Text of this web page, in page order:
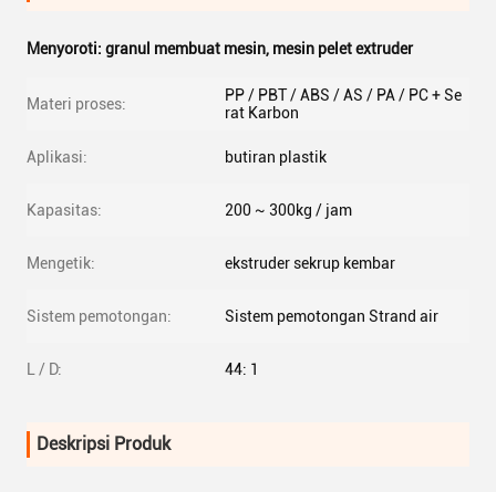
Menyoroti: granul membuat mesin, mesin pelet extruder
Materi proses:
PP / PBT / ABS / AS / PA / PC + Se
rat Karbon
Aplikasi: butiran plastik
Kapasitas: 200 ~ 300kg / jam
Mengetik: ekstruder sekrup kembar
Sistem pemotongan: Sistem pemotongan Strand air
L / D: 44: 1
Deskripsi Produk